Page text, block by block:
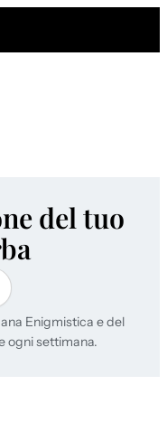
del tuo
Enigmistica e del
ogni settimana.